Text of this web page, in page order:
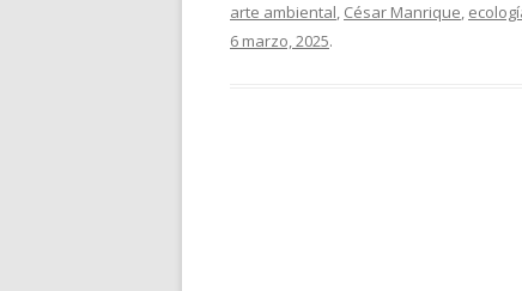
arte ambiental, César Manrique,
6 marzo, 2025.